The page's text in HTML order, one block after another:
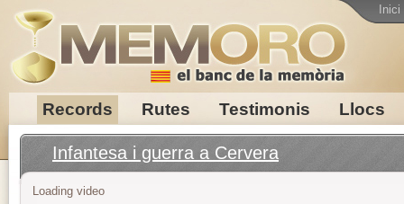
Records Rutes Testimonis Llocs
Inici
Infantesa i guerra a Cervera
Loading video